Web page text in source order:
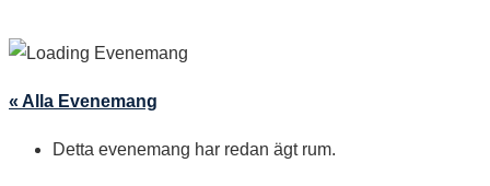
« Alla Evenemang
Detta evenemang har redan ägt rum.